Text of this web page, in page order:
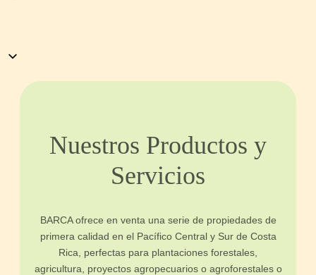
Nuestros Productos y
Servicios
BARCA ofrece en venta una serie de propiedades de
primera calidad en el Pacífico Central y Sur de Costa
Rica, perfectas para plantaciones forestales,
agricultura, proyectos agropecuarios o agroforestales o